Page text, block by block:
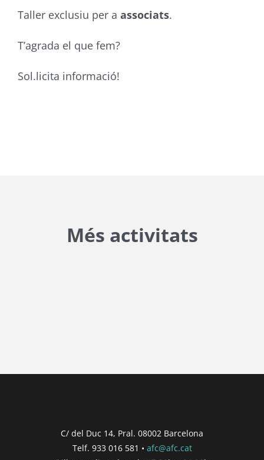
Taller exclusiu per a associats.
T’agrada el que fem?
Sol.licita informació!
Més activitats
'DD/MM/YYYY') }}
Finalització de participació |{{
C/ del Duc 14, Pral. 08002 Barcelona
Telf. 933 016 581 • afc@afc.cat